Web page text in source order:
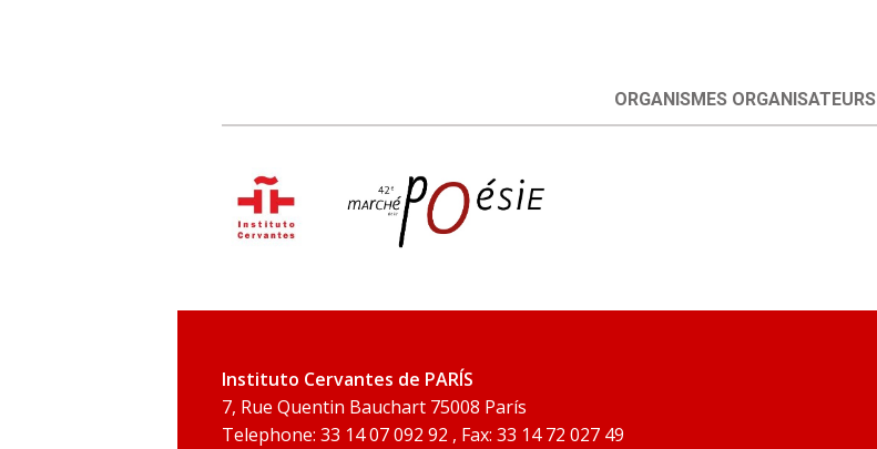
ORGANISMES ORGANISATEURS
Instituto Cervantes de PARÍS
7, Rue Quentin Bauchart 75008 París
Telephone: 33 14 07 092 92 , Fax: 33 14 72 027 49